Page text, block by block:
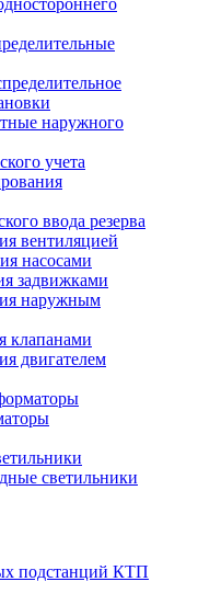
наружного
учета
ввода резерва
вентиляцией
насосами
задвижками
наружным
двигателем
светильники
подстанций КТП